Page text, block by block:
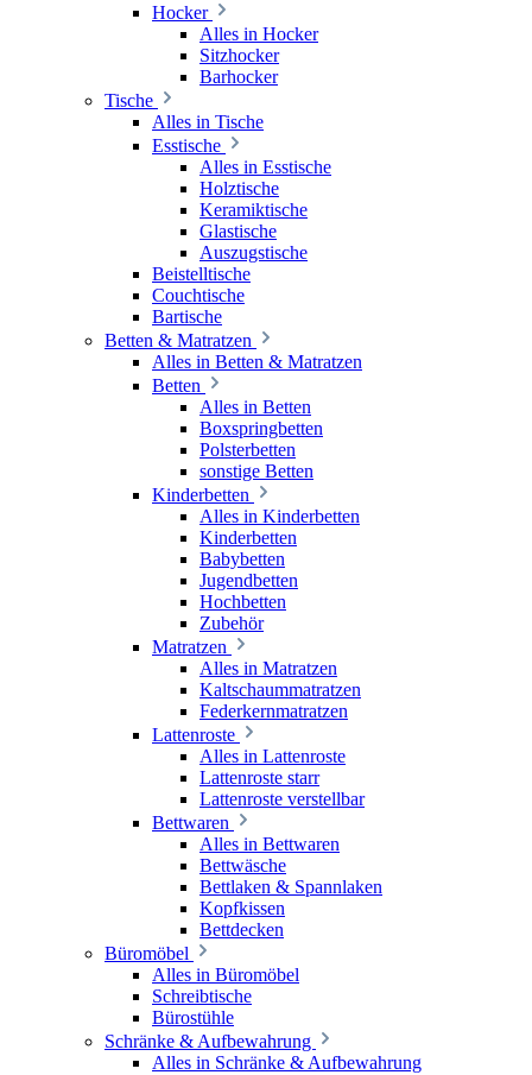
Hocker
Alles in Hocker
Sitzhocker
Barhocker
Tische
Alles in Tische
Esstische
Alles in Esstische
Holztische
Keramiktische
Glastische
Auszugstische
Beistelltische
Couchtische
Bartische
Betten & Matratzen
Alles in Betten & Matratzen
Betten
Alles in Betten
Boxspringbetten
Polsterbetten
sonstige Betten
Kinderbetten
Alles in Kinderbetten
Kinderbetten
Babybetten
Jugendbetten
Hochbetten
Zubehör
Matratzen
Alles in Matratzen
Kaltschaummatratzen
Federkernmatratzen
Lattenroste
Alles in Lattenroste
Lattenroste starr
Lattenroste verstellbar
Bettwaren
Alles in Bettwaren
Bettwäsche
Bettlaken & Spannlaken
Kopfkissen
Bettdecken
Büromöbel
Alles in Büromöbel
Schreibtische
Bürostühle
Schränke & Aufbewahrung
Alles in Schränke & Aufbewahrung